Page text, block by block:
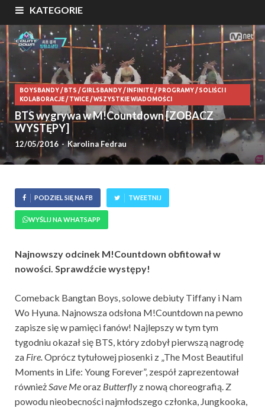
KATEGORIE
BOYSBANDY/BTS /GIRLSBANDY/ INFINITE/ PROGRAMY/SOLIŚCI I
KOLABORACJE/TWICE/WSZYSTKIE WIADOMOŚCI
BTS wygrywa w M!Countdown [ZOBACZ
WYSTĘPY]
12/05/2016 -Karolina Fedrau
PODZIEL SIĘ NA FB TWEETNIJ
WYŚLIJ NA WHATSAPP
Najnowszy odcinek M!Countdown obfitował w
nowości. Sprawdźcie występy!
Comeback Bangtan Boys, solowe debiuty Tiffany i Nam
Wo Hyuna. Najnowsza odsłona M!Countdown na pewno
zapisze się w pamięci fanów! Najlepszy w tym tym
tygodniu okazał się BTS, który zdobył pierwszą nagrodę
za Fire.Oprócz tytułowej piosenki z „The Most Beautiful
Moments in Life: Young Forever”, zespół zaprezentował
równieżSave Meoraz Butterfly z nową choreografią. Z
powodu nieobecności najmłodszego członka, Jungkooka,